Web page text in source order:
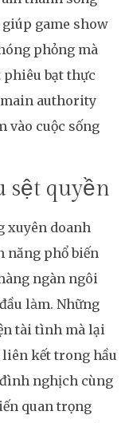
game show
phỏng mà
bạt thực
authority
vào cuộc sống
sệt quyền
xuyên doanh
năng phổ biến
ngàn ngôi
làm. Những
tài tình mà lại
liên kết trong hầu
nghịch cùng
quan trọng